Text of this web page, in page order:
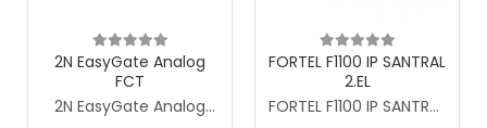
Sepete Ekle
2N EasyGate Analog
FCT
2N EasyGate Analog
Sepete Ekle
FORTEL F1100 IP SANTRAL
2.EL
FORTEL F1100 IP SANTRAL